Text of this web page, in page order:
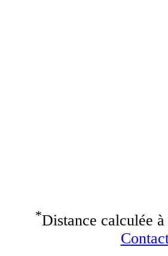
*Distance calculée